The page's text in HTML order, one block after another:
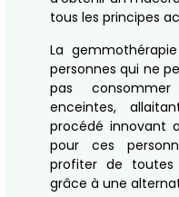
tous les principes
La
personnes qui ne
pas
enceintes,
procédé innovant
pour ces
profiter de toutes
grâce à une